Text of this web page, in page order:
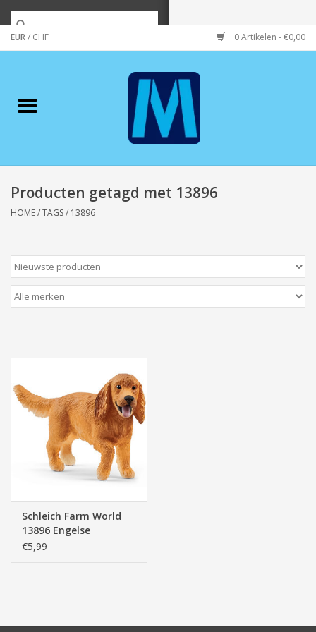
EUR/ CHF 0 Artikelen - €0,00
Merken
Wonen/koken/huishouden
Wenskaarten
Zeeuws/Streek
Boeken
Baby & Peuter
Speelgoed & hobby
Cadeau & feest
Producten getagd met 13896
HOME/TAGS/ 13896
Schleich Farm World
13896 Engelse
Cockerspaniel
€5,99